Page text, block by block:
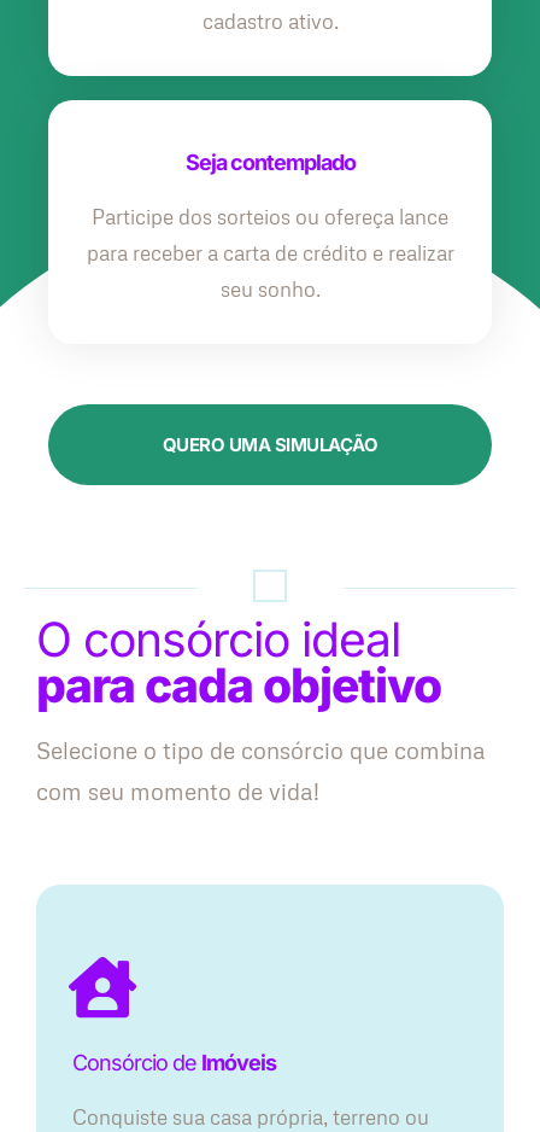
cadastro ativo.
Seja contemplado
Participe dos sorteios ou ofereça lance
para receber a carta de crédito e realizar
seu sonho.
QUERO UMA SIMULAÇÃO
O consórcio ideal
para cada objetivo
Selecione o tipo de consórcio que combina
com seu momento de vida!
Consórcio de Imóveis
Conquiste sua casa própria, terreno ou